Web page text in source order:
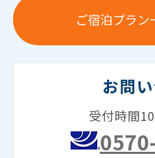
ご宿泊プラン
お問
受付時間